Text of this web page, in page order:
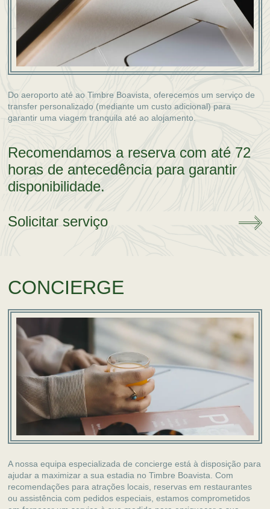
Do aeroporto até ao Timbre Boavista, oferecemos um serviço de
transfer personalizado (mediante um custo adicional) para
garantir uma viagem tranquila até ao alojamento.
Recomendamos a reserva com até 72
horas de antecedência para garantir
disponibilidade.
Solicitar serviço
CONCIERGE
A nossa equipa especializada de concierge está à disposição para
ajudar a maximizar a sua estadia no Timbre Boavista. Com
recomendações para atrações locais, reservas em restaurantes
ou assistência com pedidos especiais, estamos comprometidos